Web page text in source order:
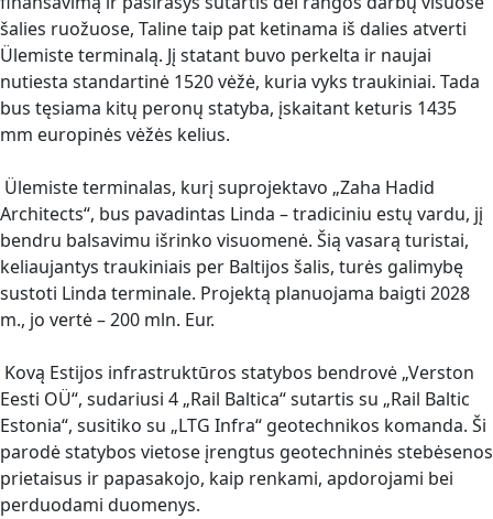
šalies ruožuose, Taline taip pat ketinama iš dalies atverti
Ülemiste terminalą. Jį statant buvo perkelta ir naujai
nutiesta standartinė 1520 vėžė, kuria vyks traukiniai. Tada
bus tęsiama kitų peronų statyba, įskaitant keturis 1435
mm europinės vėžės kelius.
Ülemiste terminalas, kurį suprojektavo „Zaha Hadid
Architects“, bus pavadintas Linda – tradiciniu estų vardu, jį
bendru balsavimu išrinko visuomenė. Šią vasarą turistai,
keliaujantys traukiniais per Baltijos šalis, turės galimybę
sustoti Linda terminale. Projektą planuojama baigti 2028
m., jo vertė – 200 mln. Eur.
Kovą Estijos infrastruktūros statybos bendrovė „Verston
Eesti OÜ“, sudariusi 4 „Rail Baltica“ sutartis su „Rail Baltic
Estonia“, susitiko su „LTG Infra“ geotechnikos komanda. Ši
parodė statybos vietose įrengtus geotechninės stebėsenos
prietaisus ir papasakojo, kaip renkami, apdorojami bei
perduodami duomenys.